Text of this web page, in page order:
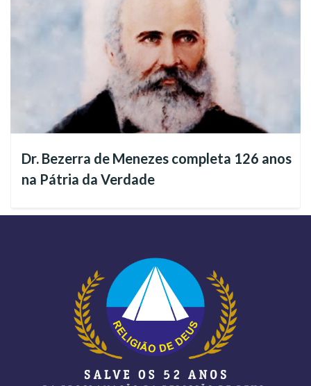
Ribeirão Preto/SP
Confira abaixo:
Sala Nair Torres
Dr. Bezerra de Menezes completa 126 anos
na Pátria da Verdade